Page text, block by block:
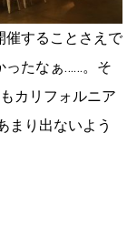
催することさえで
ったなぁ……。そ
カリフォルニア
まり出ないよう